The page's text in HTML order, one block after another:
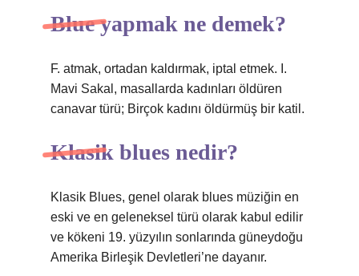
Blue yapmak ne demek?
F. atmak, ortadan kaldırmak, iptal etmek. I.
Mavi Sakal, masallarda kadınları öldüren
canavar türü; Birçok kadını öldürmüş bir katil.
Klasik blues nedir?
Klasik Blues, genel olarak blues müziğin en
eski ve en geleneksel türü olarak kabul edilir
ve kökeni 19. yüzyılın sonlarında güneydoğu
Amerika Birleşik Devletleri’ne dayanır.